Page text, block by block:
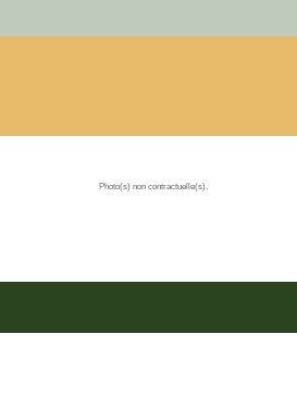
Photo(s) non contractuelle(s).